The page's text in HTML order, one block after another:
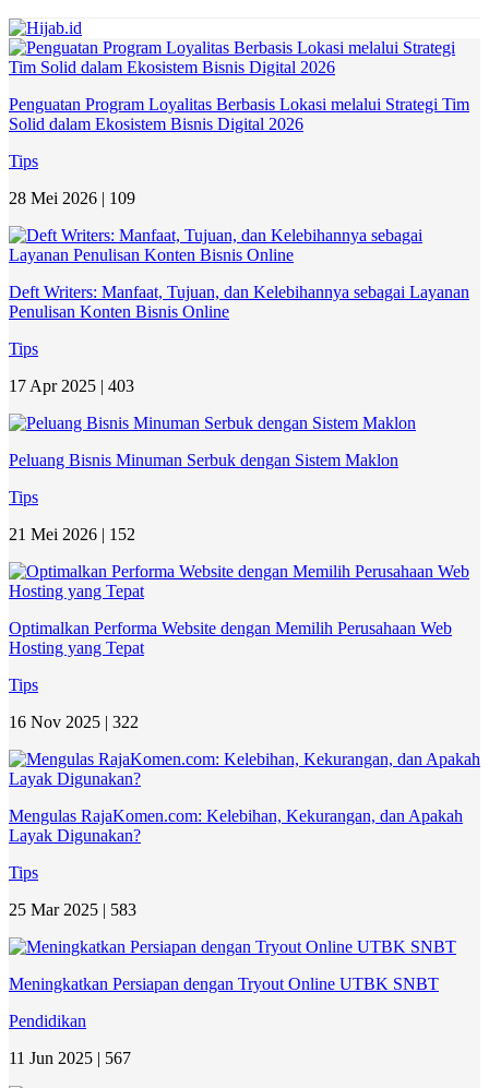
Penguatan Program Loyalitas Berbasis Lokasi melalui Strategi Tim
Solid dalam Ekosistem Bisnis Digital 2026
Tips
28 Mei 2026 | 109
Deft Writers: Manfaat, Tujuan, dan Kelebihannya sebagai Layanan
Penulisan Konten Bisnis Online
Tips
17 Apr 2025 | 403
Peluang Bisnis Minuman Serbuk dengan Sistem Maklon
Tips
21 Mei 2026 | 152
Optimalkan Performa Website dengan Memilih Perusahaan Web
Hosting yang Tepat
Tips
16 Nov 2025 | 322
Mengulas RajaKomen.com: Kelebihan, Kekurangan, dan Apakah
Layak Digunakan?
Tips
25 Mar 2025 | 583
Meningkatkan Persiapan dengan Tryout Online UTBK SNBT
Pendidikan
11 Jun 2025 | 567